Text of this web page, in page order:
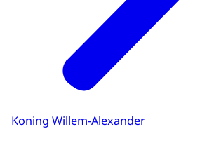
Koning Willem-Alexander